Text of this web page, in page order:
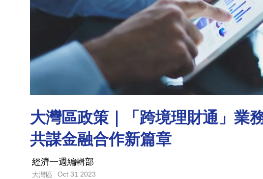
大灣區政策｜「跨境理財通」業
共謀金融合作新篇章
經濟一週編輯部
大灣區 Oct 31 2023